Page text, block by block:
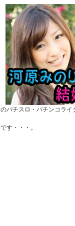
パチスロ・パチンコライ
す・・・。